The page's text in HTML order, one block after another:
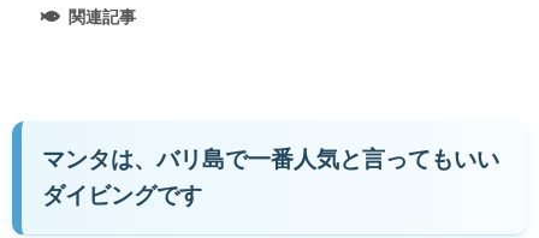
関連記事
マンタは、バリ島で一番人気と言ってもいい
ダイビングです